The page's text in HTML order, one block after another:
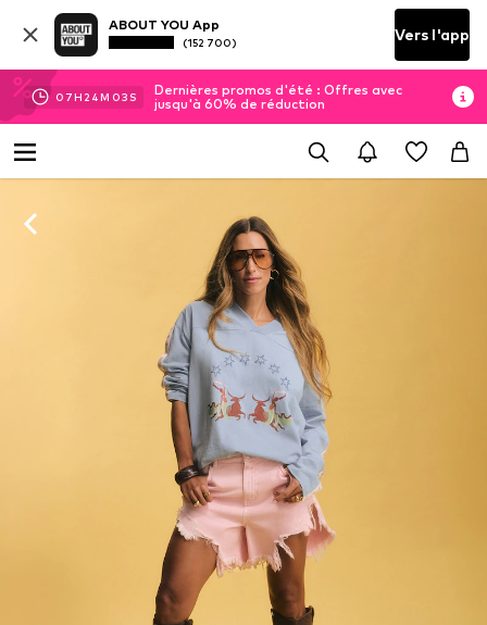
ABOUT YOU App
(152 700) Vers l'app
07H 24M 02 S
Dernières promos d'été : Offres avec
jusqu'à 60% de réduction